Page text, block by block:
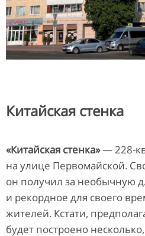
Китайская стенка
«Китайская стенка»— 228-
на улице Первомайской.
он получил за необычную
и рекордное для своего
жителей. Кстати,
будет построено